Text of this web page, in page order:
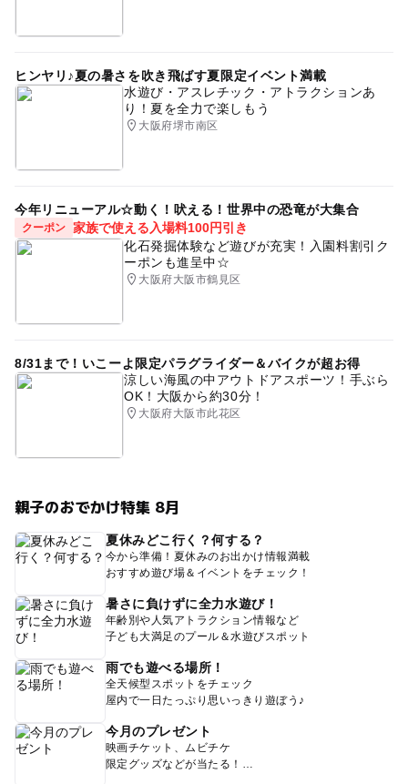
ヒンヤリ♪夏の暑さを吹き飛ばす夏限定イベント満載
水遊び・アスレチック・アトラクションあ
り！夏を全力で楽しもう
大阪府堺市南区
今年リニューアル☆動く！吠える！世界中の恐竜が大集合
クーポン 家族で使える入場料100円引き
化石発掘体験など遊びが充実！入園料割引ク
ーポンも進呈中☆
大阪府大阪市鶴見区
8/31まで！いこーよ限定パラグライダー＆バイクが超お得
涼しい海風の中アウトドアスポーツ！手ぶら
OK！大阪から約30分！
大阪府大阪市此花区
親子のおでかけ特集 8月
夏休みどこ行く？何する？
今から準備！夏休みのお出かけ情報満載
おすすめ遊び場＆イベントをチェック！
暑さに負けずに全力水遊び！
年齢別や人気アトラクション情報など
子ども大満足のプール＆水遊びスポット
雨でも遊べる場所！
全天候型スポットをチェック
屋内で一日たっぷり思いっきり遊ぼう♪
今月のプレゼント
映画チケット、ムビチケ
限定グッズなどが当たる！